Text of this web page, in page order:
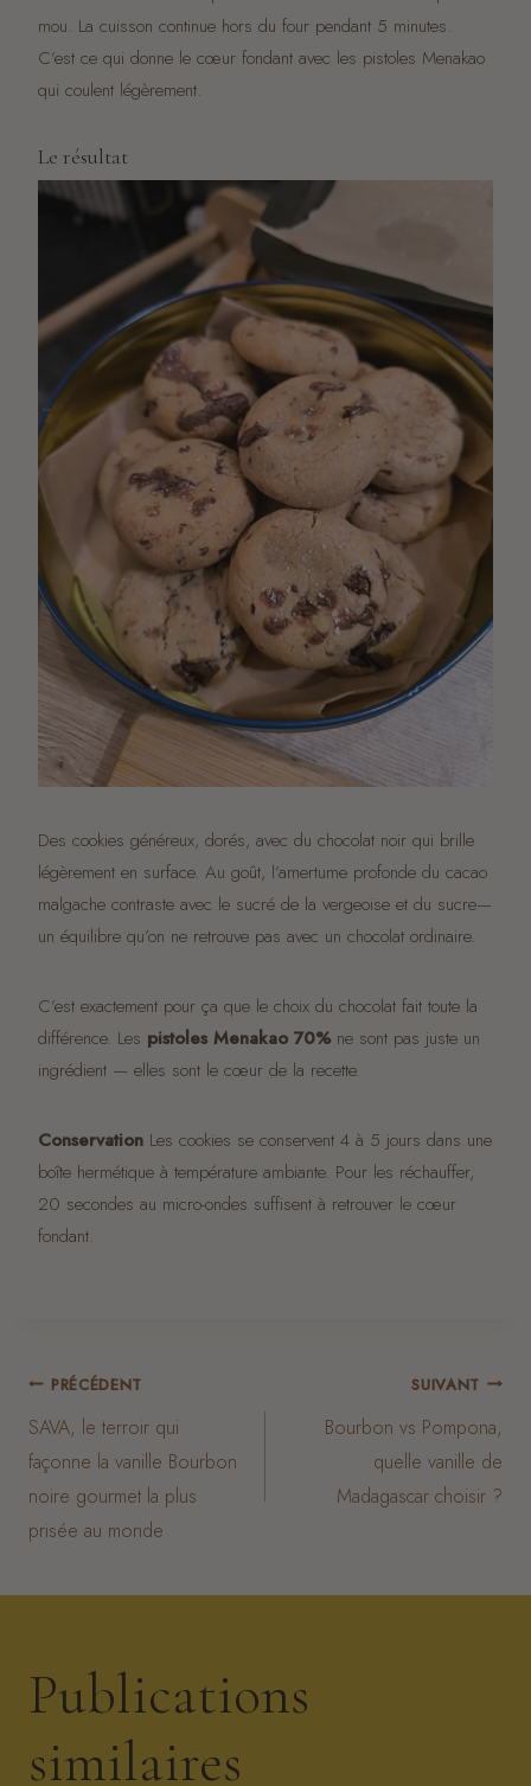
mou. La cuisson continue hors du four pendant 5 minutes.
C’est ce qui donne le cœur fondant avec les pistoles Menakao
qui coulent légèrement.
Le résultat
Des cookies généreux, dorés, avec du chocolat noir qui brille
légèrement en surface. Au goût, l’amertume profonde du cacao
malgache contraste avec le sucré de la vergeoise et du sucre—
un équilibre qu’on ne retrouve pas avec un chocolat ordinaire.
C’est exactement pour ça que le choix du chocolat fait toute la
différence. Les pistoles Menakao 70% ne sont pas juste un
ingrédient — elles sont le cœur de la recette.
Conservation Les cookies se conservent 4 à 5 jours dans une
boîte hermétique à température ambiante. Pour les réchauffer,
20 secondes au micro-ondes suffisent à retrouver le cœur
fondant.
Navigation
de
l’article
PRÉCÉDENT
SAVA, le terroir qui
façonne la vanille Bourbon
noire gourmet la plus
prisée au monde
SUIVANT
Bourbon vs Pompona,
quelle vanille de
Madagascar choisir ?
Publications
similaires